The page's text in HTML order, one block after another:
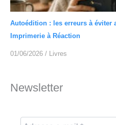
Autoédition : les erreurs à éviter
Imprimerie à Réaction
01/06/2026 / Livres
Newsletter